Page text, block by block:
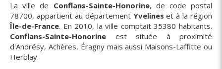
La ville de Conflans-Sainte-Honorine, de code postal
78700, appartient au département Yvelines et à la région
Île-de-France. En 2010, la ville comptait 35380 habitants.
Conflans-Sainte-Honorine est située à proximité
d'Andrésy, Achères, Éragny mais aussi Maisons-Laffitte ou
Herblay.